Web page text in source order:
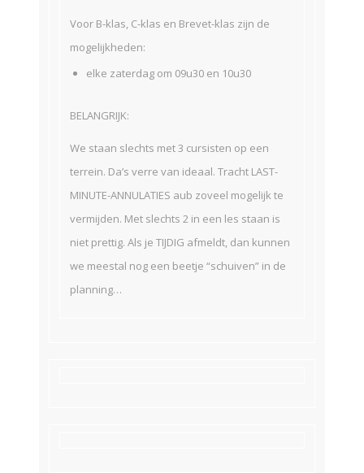
Voor B-klas, C-klas en Brevet-klas zijn de
mogelijkheden:
elke zaterdag om 09u30 en 10u30
BELANGRIJK:
We staan slechts met 3 cursisten op een
terrein. Da’s verre van ideaal. Tracht LAST-
MINUTE-ANNULATIES aub zoveel mogelijk te
vermijden. Met slechts 2 in een les staan is
niet prettig. Als je TIJDIG afmeldt, dan kunnen
we meestal nog een beetje “schuiven” in de
planning…